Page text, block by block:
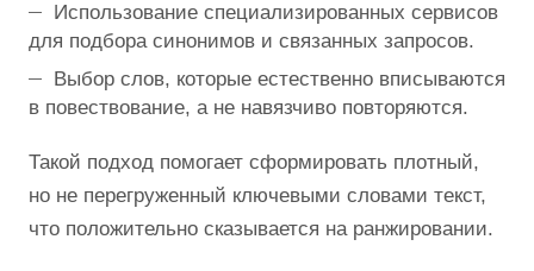
Использование специализированных сервисов
для подбора синонимов и связанных запросов.
Выбор слов, которые естественно вписываются
в повествование, а не навязчиво повторяются.
Такой подход помогает сформировать плотный,
но не перегруженный ключевыми словами текст,
что положительно сказывается на ранжировании.